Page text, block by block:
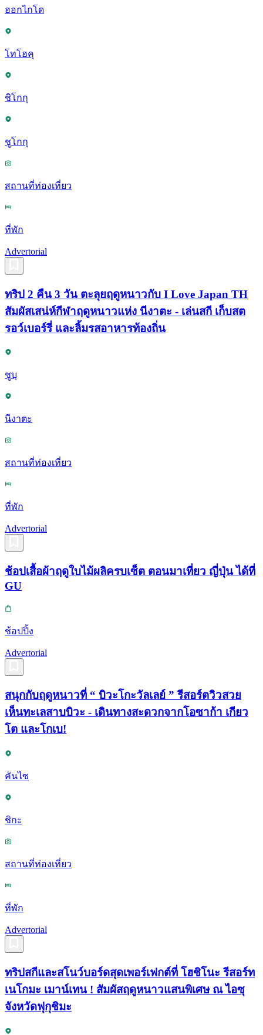
ฮอกไกโด
โทโฮคุ
ชิโกกุ
ชูโกกุ
สถานที่ท่องเที่ยว
ที่พัก
Advertorial
ทริป 2 คืน 3 วัน ตะลุยฤดูหนาวกับ I Love Japan TH
สัมผัสเสน่ห์กีฬาฤดูหนาวแห่ง นีงาตะ - เล่นสกี เก็บสต
รอว์เบอร์รี่ และลิ้มรสอาหารท้องถิ่น
ชูบุ
นีงาตะ
สถานที่ท่องเที่ยว
ที่พัก
Advertorial
ช้อปเสื้อผ้าฤดูใบไม้ผลิครบเซ็ต ตอนมาเที่ยว ญี่ปุ่น ได้ที่
GU
ช้อปปิ้ง
Advertorial
สนุกกับฤดูหนาวที่ “ บิวะโกะวัลเลย์ ” รีสอร์ตวิวสวย
เห็นทะเลสาบบิวะ - เดินทางสะดวกจากโอซาก้า เกียว
โต และโกเบ!
คันไซ
ชิกะ
สถานที่ท่องเที่ยว
ที่พัก
Advertorial
ทริปสกีและสโนว์บอร์ดสุดเพอร์เฟกต์ที่ โฮชิโนะ รีสอร์ท
เนโกมะ เมาน์เทน ! สัมผัสฤดูหนาวแสนพิเศษ ณ ไอซุ
จังหวัดฟุกุชิมะ